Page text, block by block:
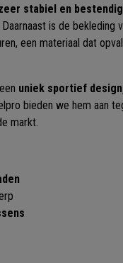
stabiel en
Daarnaast is de bekleding
een materiaal dat
uniek sportief
bieden we hem aan
markt.